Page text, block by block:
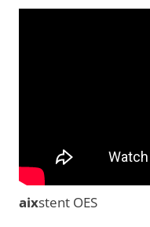
aixstent OES